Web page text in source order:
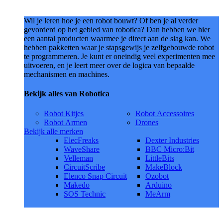
Wil je leren hoe je een robot bouwt? Of ben je al verder
gevorderd op het gebied van robotica? Dan hebben we hier
een aantal producten waarmee je direct aan de slag kan. We
hebben pakketten waar je stapsgewijs je zelfgebouwde robot
te programmeren. Je kunt er oneindig veel experimenten mee
uitvoeren, en je leert meer over de logica van bepaalde
mechanismen en machines.
Bekijk alles van Robotica
Robot Kitjes
Robot Armen
Robot Accessoires
Drones
Bekijk alle merken
ElecFreaks
WaveShare
Velleman
CircuitScribe
Elenco Snap Circuit
Makedo
SOS Technic
Dexter Industries
BBC Micro:Bit
LittleBits
MakeBlock
Ozobot
Arduino
MeArm